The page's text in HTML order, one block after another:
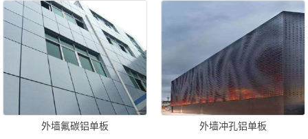
外墙氟碳铝单板 外墙冲孔铝单板